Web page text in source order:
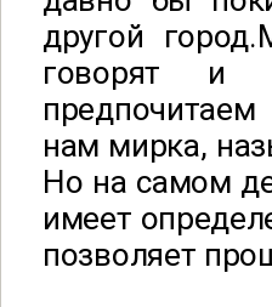
другой
говорят и
нам мирка,
Но на самом
имеет
позволяет